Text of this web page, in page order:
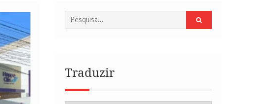
Procurar
por:
Traduzir